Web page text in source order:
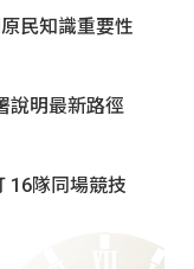
民知識重要性
說明最新路徑
16隊同場競技